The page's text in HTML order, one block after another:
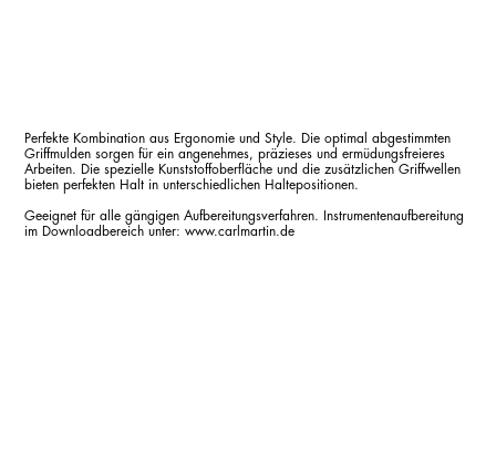
Perfekte Kombination aus Ergonomie und Style. Die optimal abgestimmten
Griffmulden sorgen für ein angenehmes, präzieses und ermüdungsfreieres
Arbeiten. Die spezielle Kunststoffoberfläche und die zusätzlichen Griffwellen
bieten perfekten Halt in unterschiedlichen Haltepositionen.
Geeignet für alle gängigen Aufbereitungsverfahren. Instrumentenaufbereitung
im Downloadbereich unter: www.carlmartin.de